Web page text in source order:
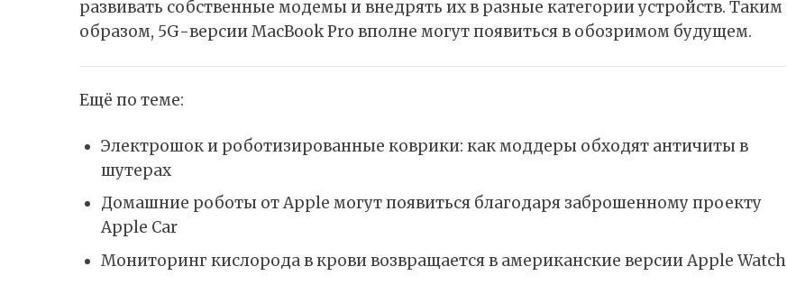
развивать собственные модемы и внедрять их в разные категории устройств. Таким
образом, 5G-версии MacBook Pro вполне могут появиться в обозримом будущем.
Ещё по теме:
Электрошок и роботизированные коврики: как моддеры обходят античиты в
шутерах
Домашние роботы от Apple могут появиться благодаря заброшенному проекту
Apple Car
Мониторинг кислорода в крови возвращается в американские версии Apple Watch